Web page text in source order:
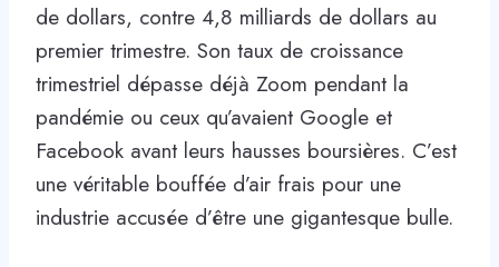
de dollars, contre 4,8 milliards de dollars au
premier trimestre. Son taux de croissance
trimestriel dépasse déjà Zoom pendant la
pandémie ou ceux qu’avaient Google et
Facebook avant leurs hausses boursières. C’est
une véritable bouffée d’air frais pour une
industrie accusée d’être une gigantesque bulle.